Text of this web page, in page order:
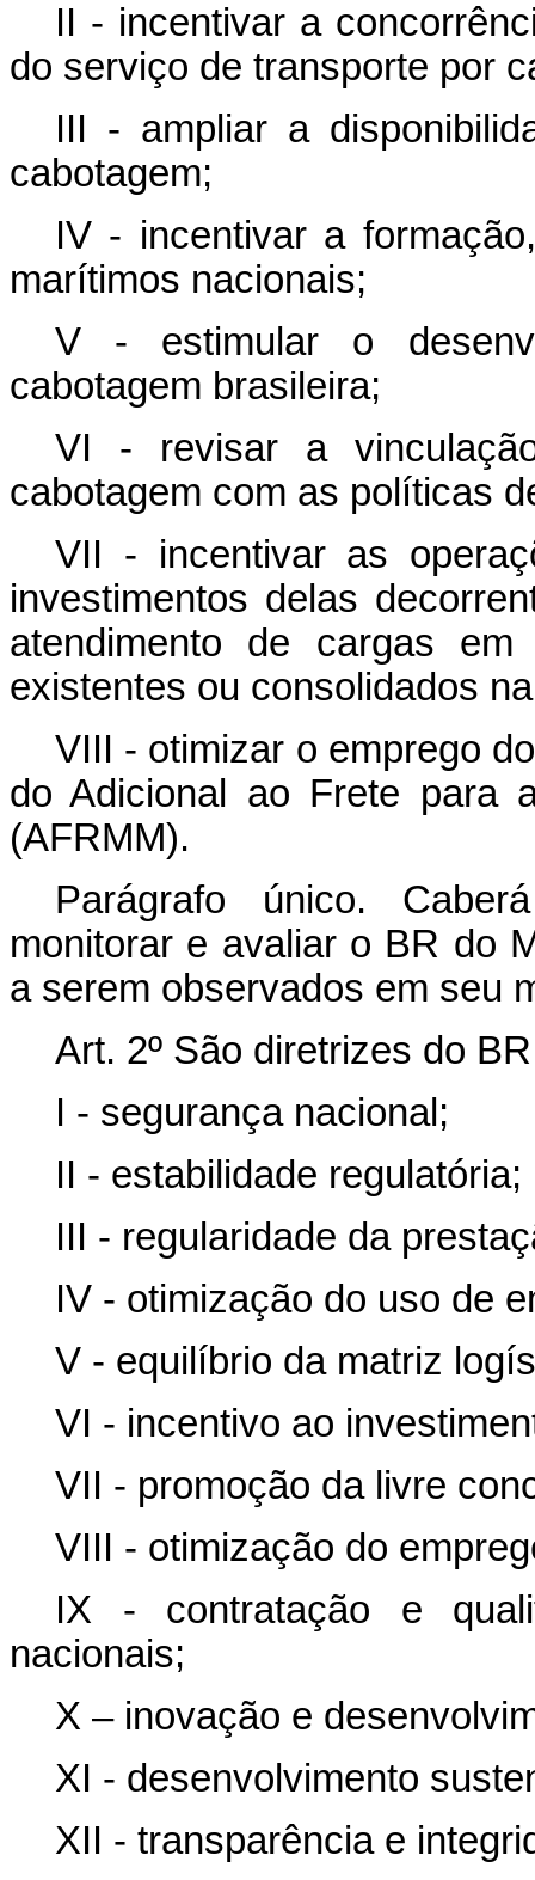
II - incentivar a
do serviço de transporte por
III - ampliar a
cabotagem;
IV - incentivar a
marítimos nacionais;
V - estimular o
cabotagem brasileira;
VI - revisar a
cabotagem com as políticas
VII - incentivar as
investimentos delas
atendimento de cargas
existentes ou consolidados
VIII - otimizar o emprego
do Adicional ao Frete para
(AFRMM).
Parágrafo único.
monitorar e avaliar o BR do
a serem observados em seu
Art. 2º São diretrizes do
I - segurança nacional;
II - estabilidade regulatória;
III - regularidade da
IV - otimização do uso de
V - equilíbrio da matriz
VI - incentivo ao
VII - promoção da livre
VIII - otimização do
IX - contratação e
nacionais;
X – inovação e
XI - desenvolvimento
XII - transparência e